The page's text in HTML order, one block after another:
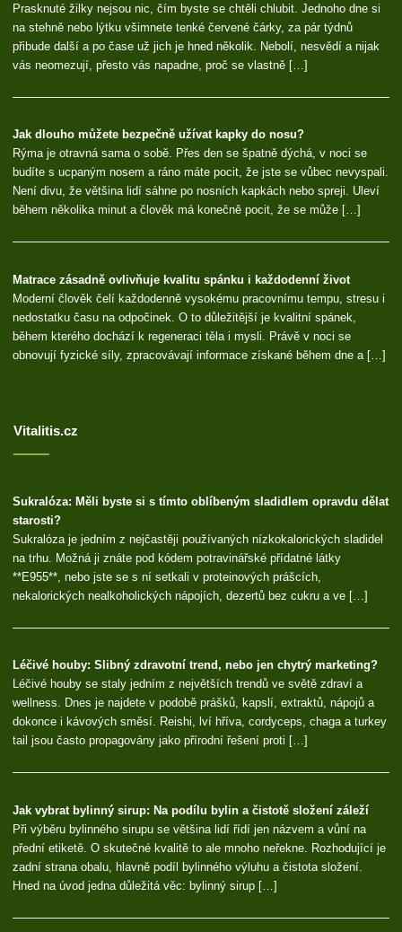
Prasknuté žilky nejsou nic, čím byste se chtěli chlubit. Jednoho dne si
na stehně nebo lýtku všimnete tenké červené čárky, za pár týdnů
přibude další a po čase už jich je hned několik. Nebolí, nesvědí a nijak
vás neomezují, přesto vás napadne, proč se vlastně […]
Jak dlouho můžete bezpečně užívat kapky do nosu?
Rýma je otravná sama o sobě. Přes den se špatně dýchá, v noci se
budíte s ucpaným nosem a ráno máte pocit, že jste se vůbec nevyspali.
Není divu, že většina lidí sáhne po nosních kapkách nebo spreji. Uleví
během několika minut a člověk má konečně pocit, že se může […]
Matrace zásadně ovlivňuje kvalitu spánku i každodenní život
Moderní člověk čelí každodenně vysokému pracovnímu tempu, stresu i
nedostatku času na odpočinek. O to důležitější je kvalitní spánek,
během kterého dochází k regeneraci těla i mysli. Právě v noci se
obnovují fyzické síly, zpracovávají informace získané během dne a […]
Vitalitis.cz
Sukralóza: Měli byste si s tímto oblíbeným sladidlem opravdu dělat
starosti?
Sukralóza je jedním z nejčastěji používaných nízkokalorických sladidel
na trhu. Možná ji znáte pod kódem potravinářské přídatné látky
**E955**, nebo jste se s ní setkali v proteinových prášcích,
nekalorických nealkoholických nápojích, dezertů bez cukru a ve […]
Léčivé houby: Slibný zdravotní trend, nebo jen chytrý marketing?
Léčivé houby se staly jedním z největších trendů ve světě zdraví a
wellness. Dnes je najdete v podobě prášků, kapslí, extraktů, nápojů a
dokonce i kávových směsí. Reishi, lví hříva, cordyceps, chaga a turkey
tail jsou často propagovány jako přírodní řešení proti […]
Jak vybrat bylinný sirup: Na podílu bylin a čistotě složení záleží
Při výběru bylinného sirupu se většina lidí řídí jen názvem a vůní na
přední etiketě. O skutečné kvalitě to ale mnoho neřekne. Rozhodující je
zadní strana obalu, hlavně podíl bylinného výluhu a čistota složení.
Hned na úvod jedna důležitá věc: bylinný sirup […]